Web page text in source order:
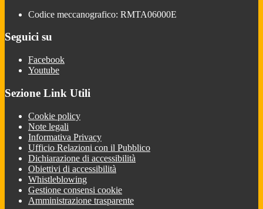
Codice meccanografico: RMTA06000E
Seguici su
Facebook
Youtube
Sezione Link Utili
Cookie policy
Note legali
Informativa Privacy
Ufficio Relazioni con il Pubblico
Dichiarazione di accessibilità
Obiettivi di accessibilità
Whistleblowing
Gestione consensi cookie
Amministrazione trasparente